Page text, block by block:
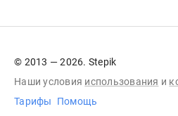
© 2013 — 2026. Stepik
Наши условия использования и
Тарифы
Помощь